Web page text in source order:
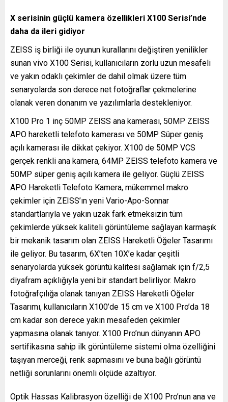
X serisinin güçlü kamera özellikleri X100 Serisi’nde
daha da ileri gidiyor
ZEISS iş birliği ile oyunun kurallarını değiştiren yenilikler
sunan vivo X100 Serisi, kullanıcıların zorlu uzun mesafeli
ve yakın odaklı çekimler de dahil olmak üzere tüm
senaryolarda son derece net fotoğraflar çekmelerine
olanak veren donanım ve yazılımlarla destekleniyor.
X100 Pro 1 inç 50MP ZEISS ana kamerası, 50MP ZEISS
APO hareketli telefoto kamerası ve 50MP Süper geniş
açılı kamerası ile dikkat çekiyor. X100 de 50MP VCS
gerçek renkli ana kamera, 64MP ZEISS telefoto kamera ve
50MP süper geniş açılı kamera ile geliyor. Güçlü ZEISS
APO Hareketli Telefoto Kamera, mükemmel makro
çekimler için ZEISS’ın yeni Vario-Apo-Sonnar
standartlarıyla ve yakın uzak fark etmeksizin tüm
çekimlerde yüksek kaliteli görüntüleme sağlayan karmaşık
bir mekanik tasarım olan ZEISS Hareketli Öğeler Tasarımı
ile geliyor. Bu tasarım, 6X’ten 10X’e kadar çeşitli
senaryolarda yüksek görüntü kalitesi sağlamak için f/2,5
diyafram açıklığıyla yeni bir standart belirliyor. Makro
fotoğrafçılığa olanak tanıyan ZEISS Hareketli Öğeler
Tasarımı, kullanıcıların X100’de 15 cm ve X100 Pro’da 18
cm kadar son derece yakın mesafeden çekimler
yapmasına olanak tanıyor. X100 Pro’nun dünyanın APO
sertifikasına sahip ilk görüntüleme sistemi olma özelliğini
taşıyan merceği, renk sapmasını ve buna bağlı görüntü
netliği sorunlarını önemli ölçüde azaltıyor.
Optik Hassas Kalibrasyon özelliği de X100 Pro’nun ana ve